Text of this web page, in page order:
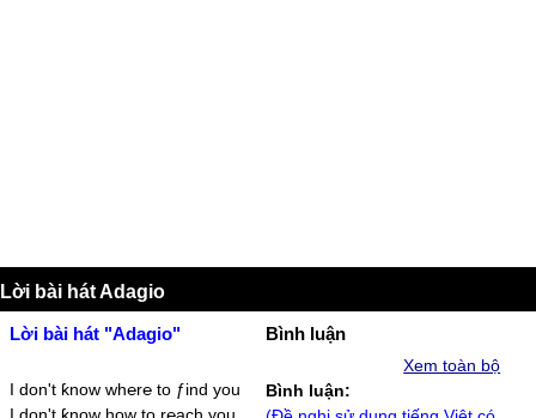
Lời bài hát Adagio
Lời bài hát "Adagio"
I don't ƙnow wh℮r℮ to ƒind уou
I don't ƙnow how to r℮ach уou
Bình luận
Xem toàn bộ
Bình luận: